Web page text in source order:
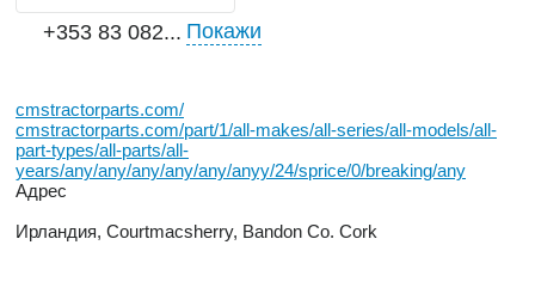
+353 83 082... Покажи
cmstractorparts.com/
cmstractorparts.com/part/1/all-makes/all-series/all-models/all-
part-types/all-parts/all-
years/any/any/any/any/any/anyy/24/sprice/0/breaking/any
Адрес
Ирландия, Courtmacsherry, Bandon Co. Cork